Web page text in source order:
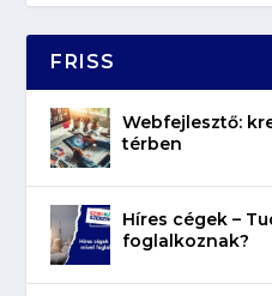
FRISS
Webfejlesztő:
térben
Híres cégek –
foglalkoznak?